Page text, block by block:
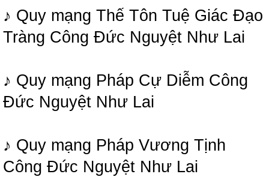
♪ Quy mạng Thế Tôn Tuệ Giác Đạo
Tràng Công Đức Nguyệt Như Lai
♪ Quy mạng Pháp Cự Diễm Công
Đức Nguyệt Như Lai
♪ Quy mạng Pháp Vương Tịnh
Công Đức Nguyệt Như Lai